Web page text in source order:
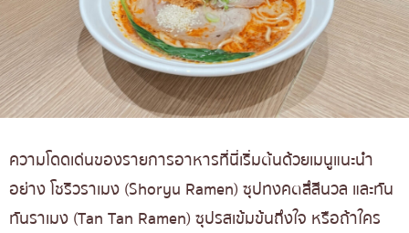
ความโดดเด่นของรายการอาหารที่นี่เริ่มต้นด้วยเมนูแนะนำ
อย่าง โชริวราเมง (Shoryu Ramen) ซุปทงคตสึสีนวล และทัน
ทันราเมง (Tan Tan Ramen) ซุปรสเข้มข้นถึงใจ หรือถ้าใคร